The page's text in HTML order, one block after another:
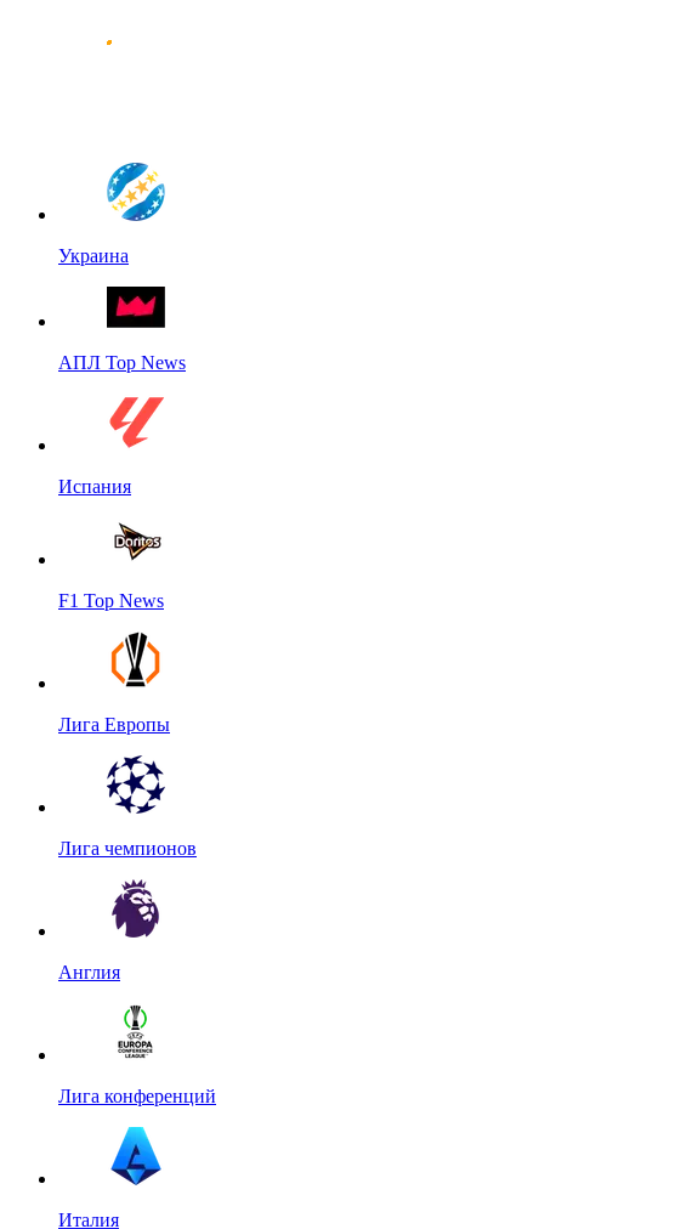
Украина
АПЛ Top News
Испания
F1 Top News
Лига Европы
Лига чемпионов
Англия
Лига конференций
Италия